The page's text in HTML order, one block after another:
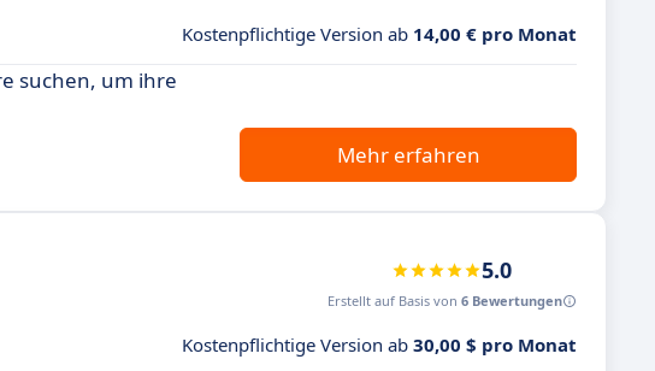
Kostenpflichtige Version ab 14,00 € pro Monat
suchen, um ihre
Mehr erfahren
5.0
Erstellt auf Basis von 6 Bewertungen
Kostenpflichtige Version ab 30,00 $ pro Monat